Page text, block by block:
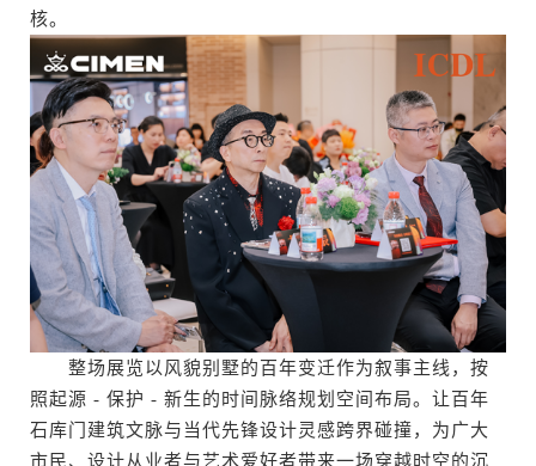
核。
整场展览以风貌别墅的百年变迁作为叙事主线，按
照起源 - 保护 - 新生的时间脉络规划空间布局。让百年
石库门建筑文脉与当代先锋设计灵感跨界碰撞，为广大
市民、设计从业者与艺术爱好者带来一场穿越时空的沉